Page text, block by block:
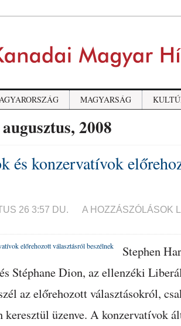
MAGYARSÁG
augusztus, 2008
és konzervatívok
26 3:57 DU.
KONZERVATÍVOK
VÁLASZTÁSRÓL
BEJEGYZÉSHEZ
A HOZZÁSZÓLÁSOK
Stephen
Stéphane Dion, az ellenzéki
az előrehozott választásokról,
keresztül üzenve. A konzervatívok